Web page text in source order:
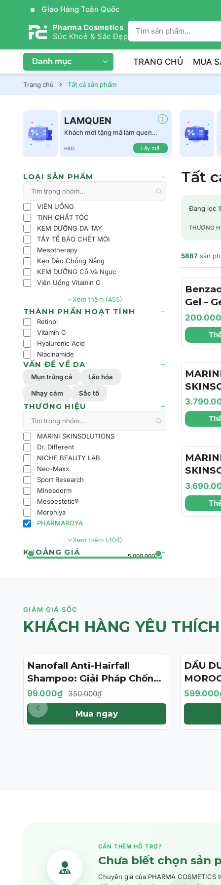
Giao Hàng Toàn Quốc
Pharma Cosmetics
Sức Khoẻ & Sắc Đẹp
Danh mục TRANG CHỦ MUA
Trang chủ Tất cả sản phẩm
LAMQUEN
Khách mới tặng mã làm quen
HSD: Lấy mã
LOẠI SẢN PHẨM
VIÊN UỐNG
TINH CHẤT TÓC
KEM DƯỠNG DA TAY
TẨY TẾ BÀO CHẾT MÔI
Mesotherapy
Kẹo Dẻo Chống Nắng
KEM DƯỠNG Cổ Và Ngực
Viên Uống Vitamin C
Xem thêm (455)
THÀNH PHẦN HOẠT TÍNH
Retinol
Vitamin C
Hyaluronic Acid
Niacinamide
VẤN ĐỀ VỀ DA
Mụn trứng cá Lão hóa
Nhạy cảm Sắc tố
THƯƠNG HIỆU
MARINI SKINSOLUTIONS
Dr. Different
NICHE BEAUTY LAB
Neo-Maxx
Sport Research
Mineaderm
Mesoestetic®
Morphiya
PHARMAROYA
Xem thêm (404)
KHOẢNG GIÁ
0đ 5.000.000đ+
Tất
Đang lọc 1
THƯƠNG
5887 sản
Gel –
Trợ
Dịu
Dầu
Cream
Dưỡng
Căng
Marini
Face
Chất
GIẢM GIÁ SỐC
KHÁCH HÀNG YÊU THÍCH
- 72%
Nanofall Anti-Hairfall
Shampoo: Giải Pháp Chống
Rụng & Kích Thích Mọc Tóc
Chuẩn Y Khoa
99.000₫ 350.000₫
Mua ngay
- 57%
DẦU
BẢN
CẦN THÊM HỖ TRỢ?
Chưa biết chọn sản
Chuyên gia của PHARMA